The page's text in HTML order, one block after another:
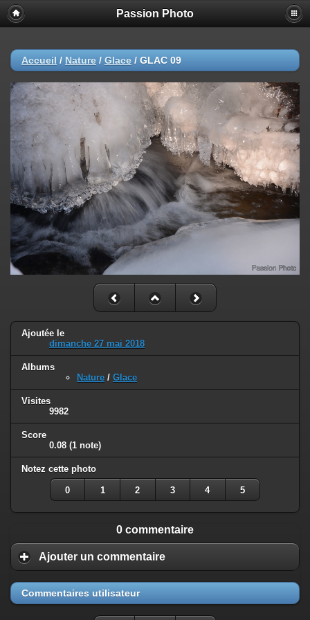
Passion Photo
Accueil / Nature / Glace / GLAC 09
Ajoutée le
dimanche 27 mai 2018
Albums
Nature / Glace
Visites
9982
Score
0.08 (1 note)
Notez cette photo
0 1 2 3 4 5
0 commentaire
Ajouter un commentaire
Commentaires utilisateur